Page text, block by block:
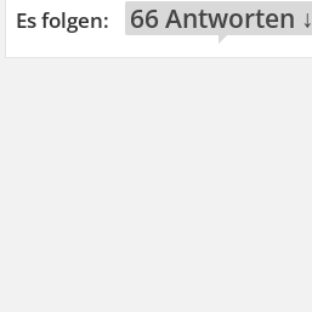
66 Antworten ↓